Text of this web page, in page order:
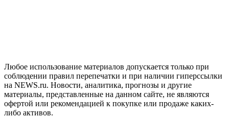
Любое использование материалов допускается только при
соблюдении правил перепечатки и при наличии гиперссылки
на NEWS.ru. Новости, аналитика, прогнозы и другие
материалы, представленные на данном сайте, не являются
офертой или рекомендацией к покупке или продаже каких-
либо активов.